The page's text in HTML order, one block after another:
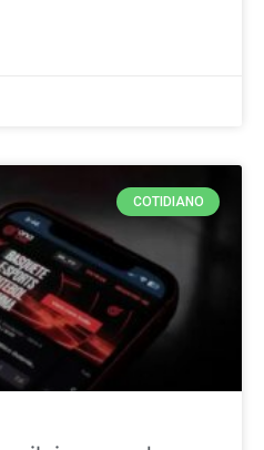
COTIDIANO